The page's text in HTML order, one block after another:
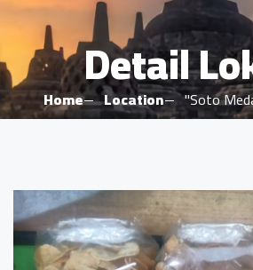
Detail
Home Location "Soto